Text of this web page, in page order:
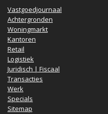
Vastgoedjournaal
Achtergronden
Woningmarkt
Kantoren
Retail
Logistiek
Juridisch | Fiscaal
Transacties
Werk
Specials
Sitemap